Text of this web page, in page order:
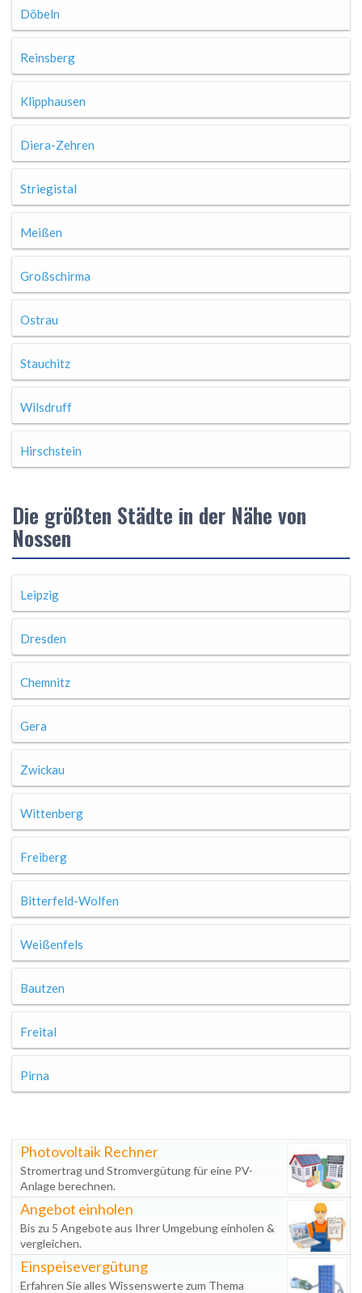
Döbeln
Reinsberg
Klipphausen
Diera-Zehren
Striegistal
Meißen
Großschirma
Ostrau
Stauchitz
Wilsdruff
Hirschstein
Die größten Städte in der Nähe von
Nossen
Leipzig
Dresden
Chemnitz
Gera
Zwickau
Wittenberg
Freiberg
Bitterfeld-Wolfen
Weißenfels
Bautzen
Freital
Pirna
Photovoltaik Rechner
Stromertrag und Stromvergütung für eine PV-
Anlage berechnen.
Angebot einholen
Bis zu 5 Angebote aus Ihrer Umgebung einholen &
vergleichen.
Einspeisevergütung
Erfahren Sie alles Wissenswerte zum Thema